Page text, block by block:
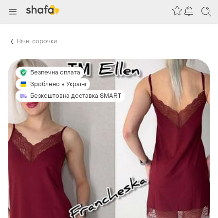
Нічні сорочки
Безпечна оплата
Зроблено в Україні
Безкоштовна доставка SMART